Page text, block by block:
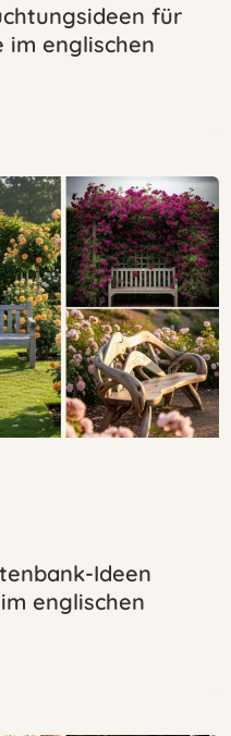
für
im englischen
Ideen
englischen